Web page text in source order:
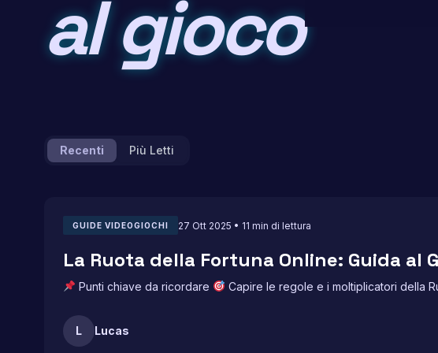
al gioco
Recenti Più Letti
GUIDE VIDEOGIOCHI 27 Ott 2025 • 11 min di lettura
La Ruota della Fortuna Online: Guida al
Punti chiave da ricordare Capire le regole e i moltiplicatori della
L Lucas